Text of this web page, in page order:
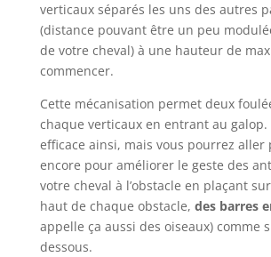
verticaux séparés les uns des autres
(distance pouvant être un peu
de votre cheval) à une hauteur de
commencer.
Cette mécanisation permet deux
chaque verticaux en entrant au galop.
efficace ainsi, mais vous pourrez aller
encore pour améliorer le geste des
votre cheval à l’obstacle en plaçant
haut de chaque obstacle, des barres
appelle ça aussi des oiseaux) comme
dessous.